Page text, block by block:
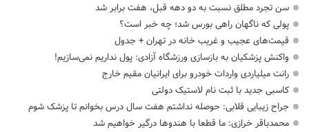
سن تجرد مطلق نسبت به دو دهه قبل، هفت برابر شد
پولی که ناگهان راهی بورس شد؛ چه خبر است؟
قیمت‌های عجیب و غریب خانه در تهران + جدول
واکنش پزشکیان به بازسازی ورزشگاه آزادی: پول نداریم نمی‌سازیم!
رانت میلیاردی واردات خودرو برای ایرانیان مقیم خارج
کاسبی جدید با ثبت نام لاستیک دولتی
جراح زیبایی قلابی: حوصله نداشتم هفت سال درس بخوانم تا پزشک شوم
محمدباقر خرازی: ما قطعا با هندوها درگیر خواهیم شد